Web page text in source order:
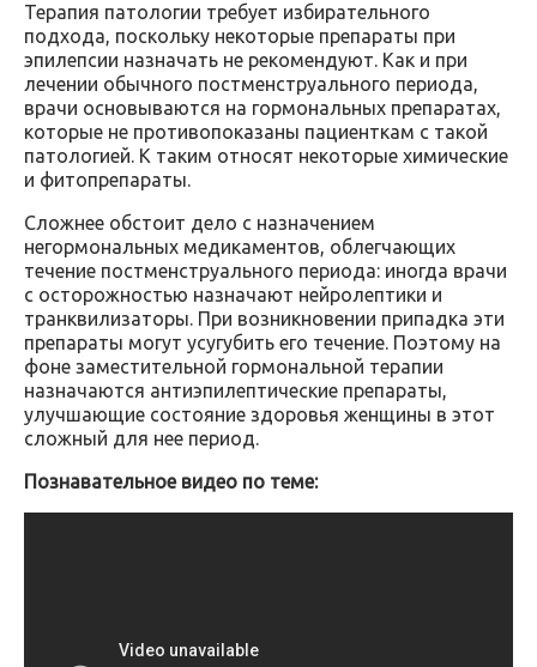
Терапия патологии требует избирательного
подхода, поскольку некоторые препараты при
эпилепсии назначать не рекомендуют. Как и при
лечении обычного постменструального периода,
врачи основываются на гормональных препаратах,
которые не противопоказаны пациенткам с такой
патологией. К таким относят некоторые химические
и фитопрепараты.
Сложнее обстоит дело с назначением
негормональных медикаментов, облегчающих
течение постменструального периода: иногда врачи
с осторожностью назначают нейролептики и
транквилизаторы. При возникновении припадка эти
препараты могут усугубить его течение. Поэтому на
фоне заместительной гормональной терапии
назначаются антиэпилептические препараты,
улучшающие состояние здоровья женщины в этот
сложный для нее период.
Познавательное видео по теме: